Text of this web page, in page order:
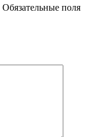
Обязательные поля